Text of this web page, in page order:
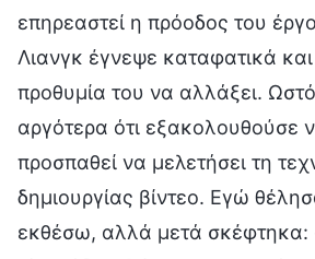
επηρεαστεί η πρόοδος του
Λιανγκ έγνεψε καταφατικά
προθυμία του να αλλάξει.
αργότερα ότι εξακολουθούσε
προσπαθεί να μελετήσει τη
δημιουργίας βίντεο. Εγώ
εκθέσω, αλλά μετά σκέφτηκα: